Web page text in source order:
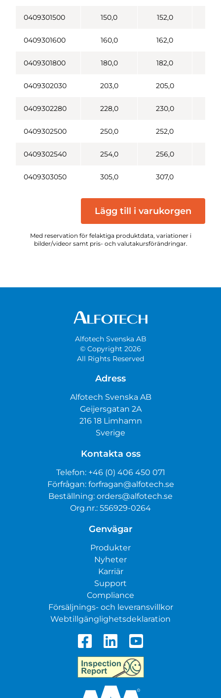
0409301500 150,0 152,0
0409301600 160,0 162,0
0409301800 180,0 182,0
0409302030 203,0 205,0
0409302280 228,0 230,0
0409302500 250,0 252,0
0409302540 254,0 256,0
0409303050 305,0 307,0
Lägg till i varukorgen
Med reservation för felaktiga produktdata, variationer i
bilder/videor samt pris- och valutakursförändringar.
Alfotech Svenska AB
© Copyright 2026
All Rights Reserved
Adress
Alfotech Svenska AB
Geijersgatan 2A
216 18 Limhamn
Sverige
Kontakta oss
Telefon: +46 (0) 406 450 071
Förfrågan: forfragan@alfotech.se
Beställning: orders@alfotech.se
Org.nr.: 556929-0264
Genvägar
Produkter
Nyheter
Karriär
Support
Compliance
Försäljnings- och leveransvillkor
Webtillgänglighetsdeklaration